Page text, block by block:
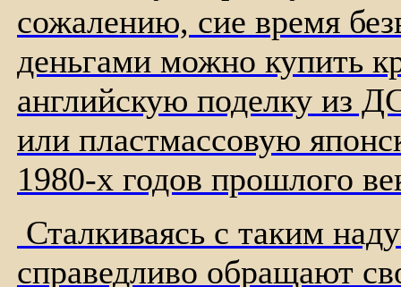
сожалению, cие время
деньгами можно купить
английскую поделку из
или пластмассовую
1980-х годов прошлого
Сталкиваясь с таким
справедливо обращают